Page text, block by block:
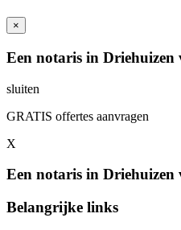
×
Een notaris in Driehuizen
sluiten
GRATIS offertes aanvragen
X
Een notaris in Driehuizen
Belangrijke links